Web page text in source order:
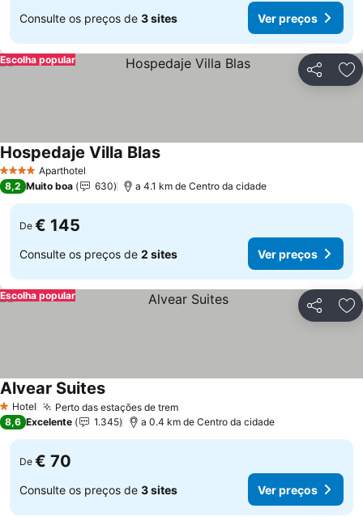
Consulte os preços de 3 sites Ver preços
Partilhar
Escolha popular
4 EstrelasAparthotel
Hospedaje Villa BlasVer preços
8,2 Muito boa 630 a 4.1 km de Centro da cidade
De € 145
Consulte os preços de 2 sites Ver preços
Partilhar
Escolha popular
1 Estrelas
Hotel Perto das estações de tremVer preços
Alvear SuitesVer preços
8,6 Excelente 1.345 a 0.4 km de Centro da cidade
De € 70
Consulte os preços de 3 sites Ver preços